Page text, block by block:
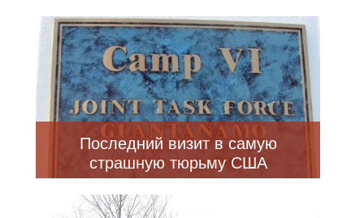
Последний визит в самую
страшную тюрьму США